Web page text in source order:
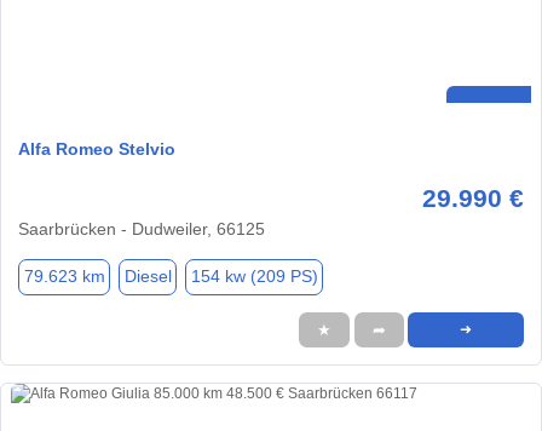
Alfa Romeo Stelvio
29.990 €
Saarbrücken - Dudweiler, 66125
79.623 km Diesel 154 kw (209 PS)
★ ➦ ➜